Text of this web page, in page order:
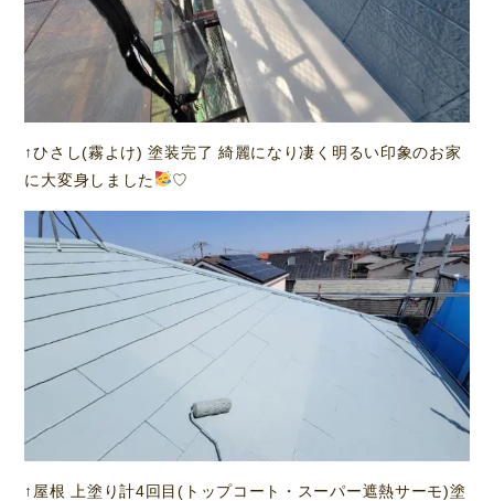
↑ひさし(霧よけ) 塗装完了 綺麗になり凄く明るい印象のお家
に大変身しました
♡
↑屋根 上塗り計4回目(トップコート・スーパー遮熱サーモ)塗